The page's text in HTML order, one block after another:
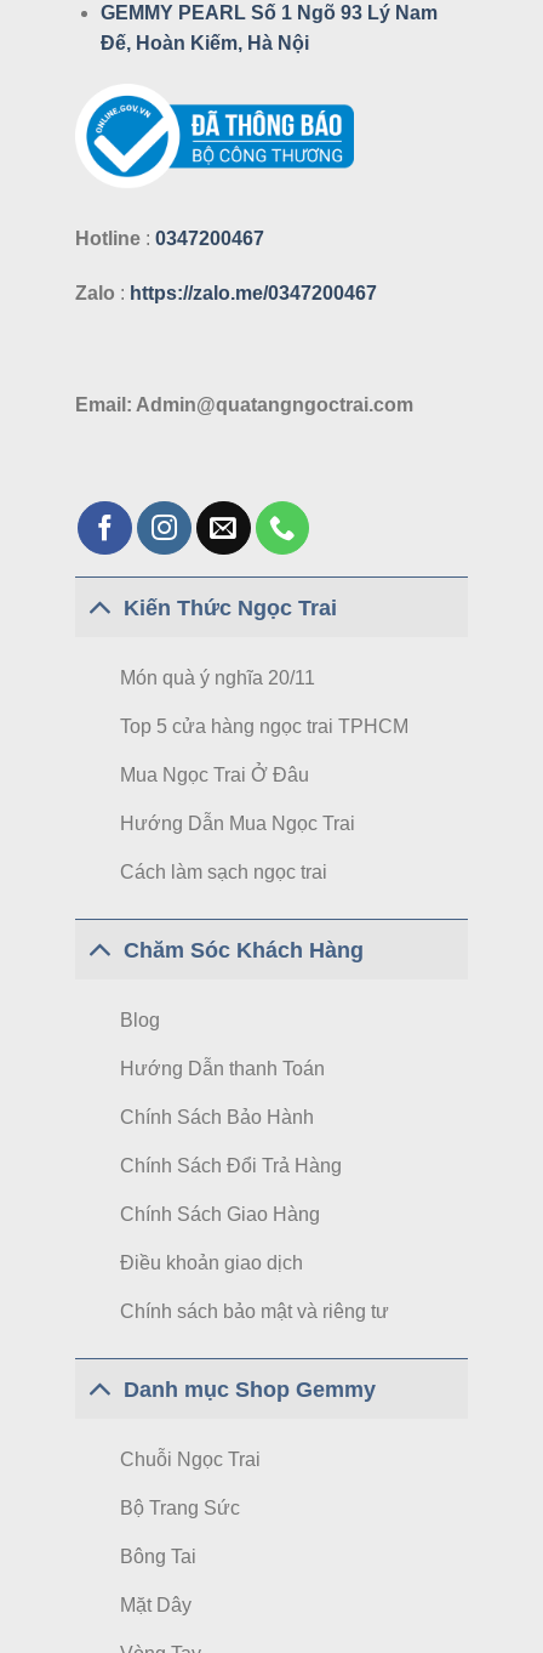
GEMMY PEARL Số 1 Ngõ 93 Lý Nam
Đế, Hoàn Kiếm, Hà Nội
Hotline : 0347200467
Zalo : https://zalo.me/0347200467
Email: Admin@quatangngoctrai.com
Kiến Thức Ngọc Trai
Món quà ý nghĩa 20/11
Top 5 cửa hàng ngọc trai TPHCM
Mua Ngọc Trai Ở Đâu
Hướng Dẫn Mua Ngọc Trai
Cách làm sạch ngọc trai
Chăm Sóc Khách Hàng
Blog
Hướng Dẫn thanh Toán
Chính Sách Bảo Hành
Chính Sách Đổi Trả Hàng
Chính Sách Giao Hàng
Điều khoản giao dịch
Chính sách bảo mật và riêng tư
Danh mục Shop Gemmy
Chuỗi Ngọc Trai
Bộ Trang Sức
Bông Tai
Mặt Dây